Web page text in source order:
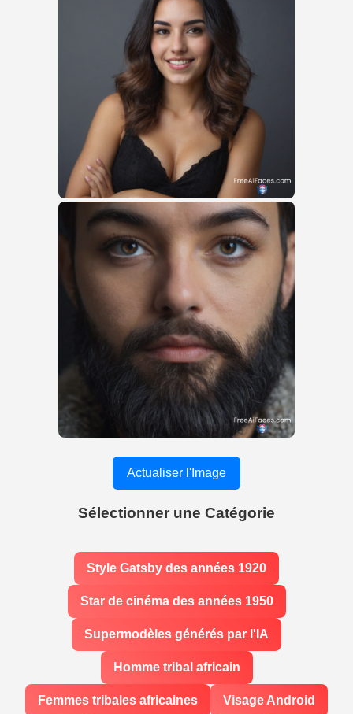
Actualiser l'Image
Sélectionner une Catégorie
Style Gatsby des années 1920
Star de cinéma des années 1950
Supermodèles générés par l'IA
Homme tribal africain
Femmes tribales africaines Visage Android